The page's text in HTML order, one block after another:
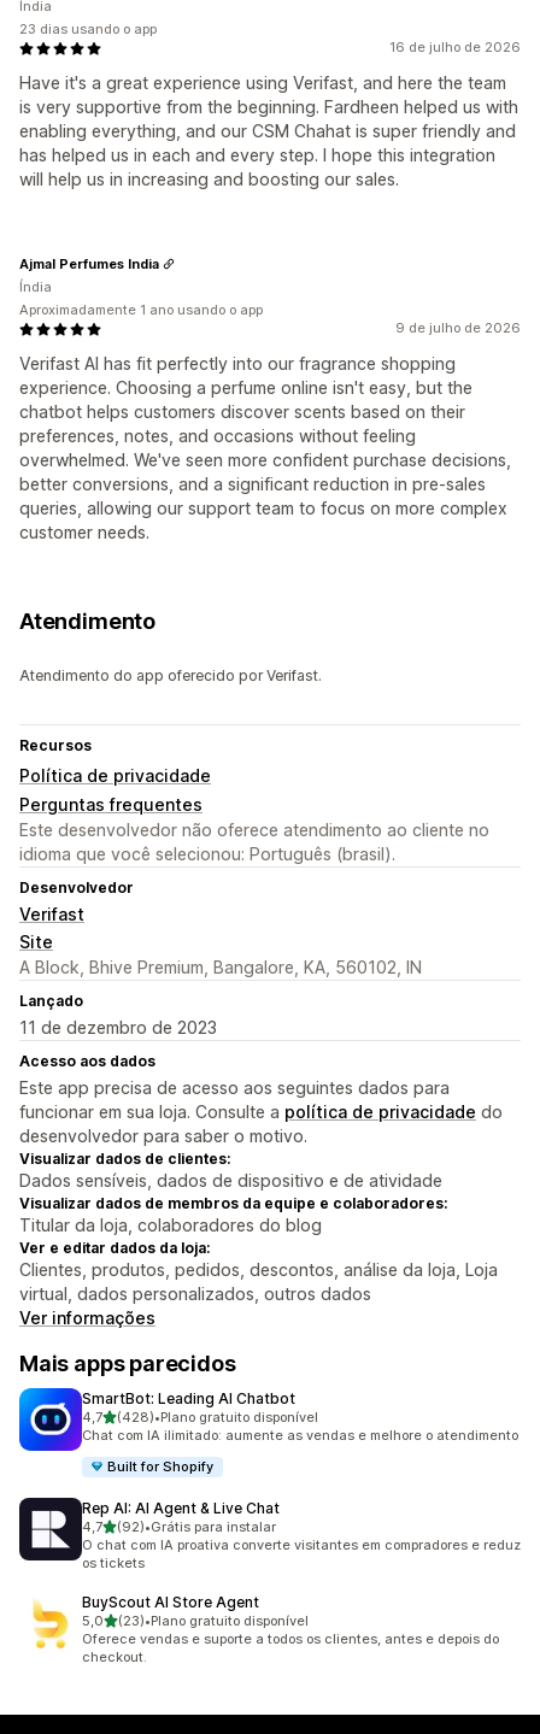
16 de julho de 2026
Have it's a great experience using Verifast, and here the team
is very supportive from the beginning. Fardheen helped us with
enabling everything, and our CSM Chahat is super friendly and
has helped us in each and every step. I hope this integration
will help us in increasing and boosting our sales.
Índia
23 dias usando o app
9 de julho de 2026
Verifast AI has fit perfectly into our fragrance shopping
experience. Choosing a perfume online isn't easy, but the
chatbot helps customers discover scents based on their
preferences, notes, and occasions without feeling
overwhelmed. We've seen more confident purchase decisions,
better conversions, and a significant reduction in pre-sales
queries, allowing our support team to focus on more complex
customer needs.
Ajmal Perfumes India
Índia
Aproximadamente 1 ano usando o app
Atendimento
Atendimento do app oferecido por Verifast.
Recursos
Política de privacidade
Perguntas frequentes
Este desenvolvedor não oferece atendimento ao cliente no
idioma que você selecionou: Português (brasil).
Desenvolvedor
Verifast
Site
A Block, Bhive Premium, Bangalore, KA, 560102, IN
Lançado
11 de dezembro de 2023
Acesso aos dados
Este app precisa de acesso aos seguintes dados para
funcionar em sua loja. Consulte a política de privacidade do
desenvolvedor para saber o motivo.
Visualizar dados de clientes:
Dados sensíveis, dados de dispositivo e de atividade
Visualizar dados de membros da equipe e colaboradores:
Titular da loja, colaboradores do blog
Ver e editar dados da loja:
Clientes, produtos, pedidos, descontos, análise da loja, Loja
virtual, dados personalizados, outros dados
Ver informações
Mais apps parecidos
SmartBot: Leading AI Chatbot
4,7de 5 estrelas
(428)
428 avaliações ao todo
•Plano gratuito disponível
Chat com IA ilimitado: aumente as vendas e melhore o atendimento
Built for Shopify
Rep AI: AI Agent & Live Chat
4,7de 5 estrelas
(92)
92 avaliações ao todo
•Grátis para instalar
O chat com IA proativa converte visitantes em compradores e reduz
os tickets
BuyScout AI Store Agent
5,0de 5 estrelas
(23)
23 avaliações ao todo
•Plano gratuito disponível
Oferece vendas e suporte a todos os clientes, antes e depois do
checkout.